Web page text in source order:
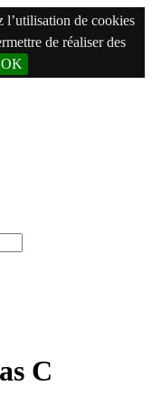
l’utilisation de cookies
de réaliser des
OK
C